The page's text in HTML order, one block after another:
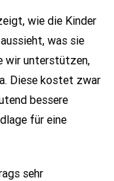
wie die Kinder
was sie
wir unterstützen,
Diese kostet zwar
bessere
für eine
sehr